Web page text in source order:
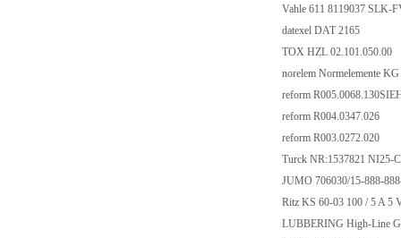
Vahle 611 8119037
datexel DAT 2165
TOX HZL 02.101.050.00
norelem Normelemente
reform
reform R004.0347.026
reform R003.0272.020
Turck NR:1537821
JUMO 706030/15-888-
Ritz KS 60-03 100 / 5 A 5
LUBBERING High-Line